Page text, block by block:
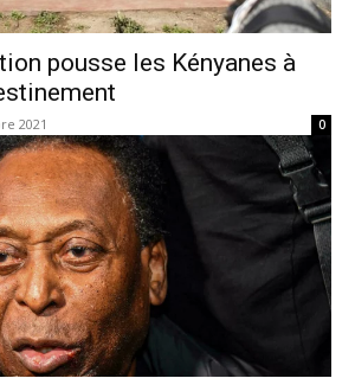
pousse les Kényanes à
2021 0